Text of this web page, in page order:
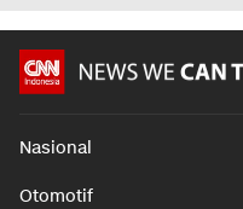
Nasional
Otomotif